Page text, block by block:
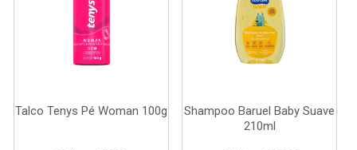
Talco Tenys Pé Woman 100g
Shampoo Baruel Baby Suave
210ml